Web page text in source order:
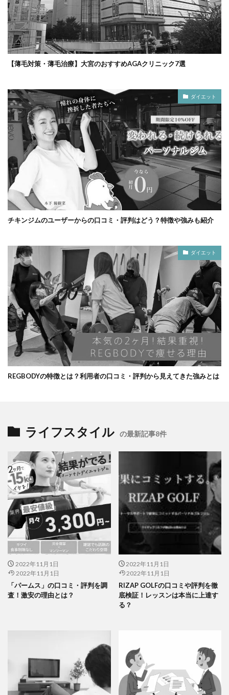
【薄毛対策・薄毛治療】大宮のおすすめAGAクリニック7選
ダイエット
チキンジムのユーザーからの口コミ・評判はどう？特徴や強みも紹介
ダイエット
REGBODYの特徴とは？利用者の口コミ・評判から見えてきた強みとは
ライフスタイル の最新記事8件
2022年11月1日
2022年11月1日
「パームス」の口コミ・評判を調
査！激安の理由とは？
2022年11月1日
2022年11月1日
RIZAP GOLFの口コミや評判を徹
底検証！レッスンは本当に上達す
る？